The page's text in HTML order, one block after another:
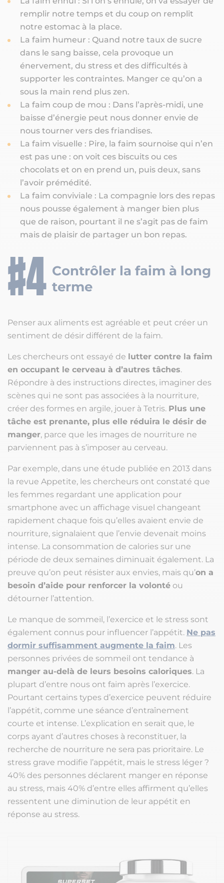
remplir notre temps et du coup on remplit
notre estomac à la place.
La faim humeur : Quand notre taux de sucre
dans le sang baisse, cela provoque un
énervement, du stress et des difficultés à
supporter les contraintes. Manger ce qu’on a
sous la main rend plus zen.
La faim coup de mou : Dans l’après-midi, une
baisse d’énergie peut nous donner envie de
nous tourner vers des friandises.
La faim visuelle : Pire, la faim sournoise qui n’en
est pas une : on voit ces biscuits ou ces
chocolats et on en prend un, puis deux, sans
l’avoir prémédité.
La faim conviviale : La compagnie lors des repas
nous pousse également à manger bien plus
que de raison, pourtant il ne s’agit pas de faim
mais de plaisir de partager un bon repas.
Contrôler la faim à long
terme
Penser aux aliments est agréable et peut créer un
sentiment de désir différent de la faim.
Les chercheurs ont essayé de lutter contre la faim
en occupant le cerveau à d’autres tâches.
Répondre à des instructions directes, imaginer des
scènes qui ne sont pas associées à la nourriture,
créer des formes en argile, jouer à Tetris. Plus une
tâche est prenante, plus elle réduira le désir de
manger, parce que les images de nourriture ne
parviennent pas à s’imposer au cerveau.
Par exemple, dans une étude publiée en 2013 dans
la revue Appetite, les chercheurs ont constaté que
les femmes regardant une application pour
smartphone avec un affichage visuel changeant
rapidement chaque fois qu’elles avaient envie de
nourriture, signalaient que l’envie devenait moins
intense. La consommation de calories sur une
période de deux semaines diminuait également. La
preuve qu’on peut résister aux envies, mais qu’on a
besoin d’aide pour renforcer la volonté ou
détourner l’attention.
Le manque de sommeil, l’exercice et le stress sont
également connus pour influencer l’appétit. Ne pas
dormir suffisamment augmente la faim. Les
personnes privées de sommeil ont tendance à
manger au-delà de leurs besoins caloriques. La
plupart d’entre nous ont faim après l’exercice.
Pourtant certains types d’exercice peuvent réduire
l’appétit, comme une séance d’entraînement
courte et intense. L’explication en serait que, le
corps ayant d’autres choses à reconstituer, la
recherche de nourriture ne sera pas prioritaire. Le
stress grave modifie l’appétit, mais le stress léger ?
40% des personnes déclarent manger en réponse
au stress, mais 40% d’entre elles affirment qu’elles
ressentent une diminution de leur appétit en
réponse au stress.